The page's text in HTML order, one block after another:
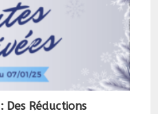
Des Réductions